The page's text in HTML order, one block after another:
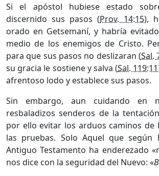
Si el apóstol hubiese estado
discernido sus pasos (Prov. 14:15),
orado en Getsemaní, y habría
medio de los enemigos de Cristo.
para que sus pasos no deslizaran (Sal.
su gracia le sostiene y salva (Sal.
afrentoso lodo y establece sus pasos.
Sin embargo, aun cuidando en
resbaladizos sen­deros de la
por ello evitar los arduos ca­minos de
las pruebas. Solo Aquel que según
Antiguo Testamento ha enderezado
nos dice con la seguridad del Nuevo: «